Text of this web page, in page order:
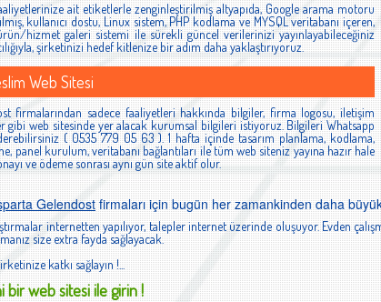
ait etiketlerle zenginleştirilmiş altyapıda, Google arama motoru
kullanıcı dostu, Linux sistem, PHP kodlama ve MYSQL veritabanı içeren,
hizmet galeri sistemi ile sürekli güncel verilerinizi yayınlayabileceğiniz
şirketinizi hedef kitlenize bir adım daha yaklaştırıyoruz.
Web Sitesi
firmalarından sadece faaliyetleri hakkında bilgiler, firma logosu, iletişim
gibi web sitesinde yer alacak kurumsal bilgileri istiyoruz. Bilgileri Whatsapp
( 0535 779 05 63 ). 1 hafta içinde tasarım planlama, kodlama,
panel kurulum, veritabanı bağlantıları ile tüm web siteniz yayına hazır hale
ve ödeme sonrası aynı gün site aktif olur.
Gelendostfirmaları için bugün her zamankinden daha
internetten yapılıyor, talepler internet üzerinde oluşuyor. Evden
size extra fayda sağlayacak.
katkı sağlayın !...
bir web sitesi ile girin !